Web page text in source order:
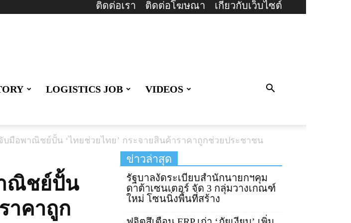
ติดต่อเรา ติดต่อโฆษณา เกี่ยวกับเว็บไซต์
LOGISTICS JOB VIDEOS
บมือพาณิชย์ปั้น ‘ไทยช่วยไทย’ กระจายสินค้าราคาถูกช่วยประชาชน
ณิชย์ปั้น
าคาถูก
ข่าวล่าสุด
รัฐบาลงัดระเบียบสำนักนายกฯคุม
ดาต้าเซนเตอร์ จัด 3 กลุ่มวางเกณฑ์
ใหม่ โซนนิ่งพื้นที่สร้าง